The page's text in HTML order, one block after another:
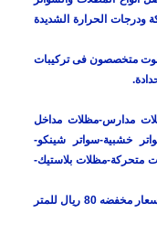
ودرجات الحرارة الشديدة
متخصصون فى تركيبات
مدارس-مظلات مداخل
خشبية-سواتر شينكو-
متحركة-مظلات بلاستيك-
مظلات سيارات من الاختيارالاول 0114996351 اسعار مخفضه 80 ريال للمتر